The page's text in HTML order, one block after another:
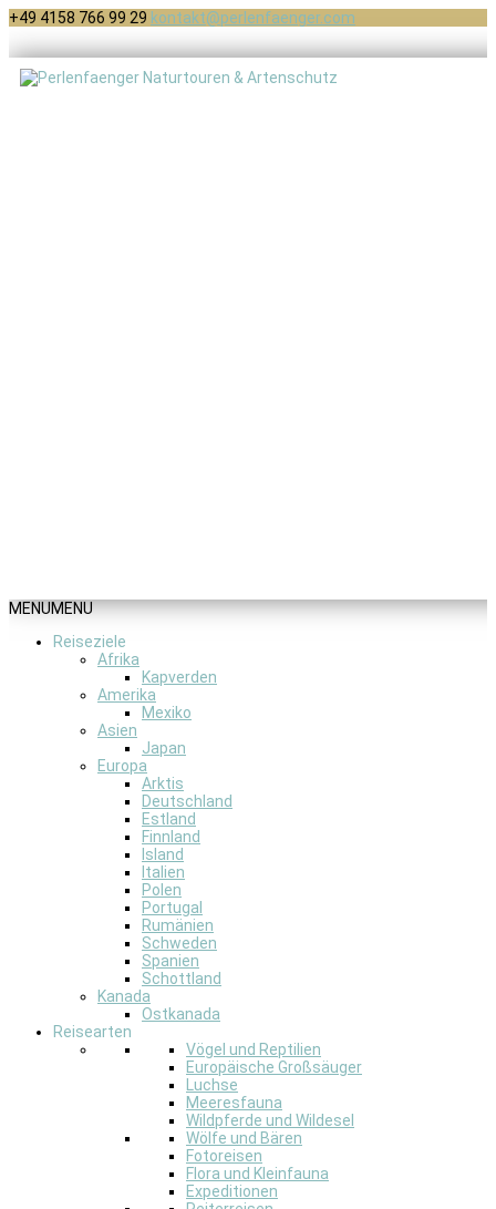
+49 4158 766 99 29 kontakt@perlenfaenger.com
MENUMENU
Reiseziele
Afrika
Kapverden
Amerika
Mexiko
Asien
Japan
Europa
Arktis
Deutschland
Estland
Finnland
Island
Italien
Polen
Portugal
Rumänien
Schweden
Spanien
Schottland
Kanada
Ostkanada
Reisearten
Vögel und Reptilien
Europäische Großsäuger
Luchse
Meeresfauna
Wildpferde und Wildesel
Wölfe und Bären
Fotoreisen
Flora und Kleinfauna
Expeditionen